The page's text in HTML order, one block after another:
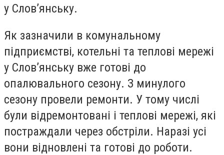
у Слов’янську.
Як зазначили в комунальному
підприємстві, котельні та теплові мережі
у Слов’янську вже готові до
опалювального сезону. З минулого
сезону провели ремонти. У тому числі
були відремонтовані і теплові мережі, які
постраждали через обстріли. Наразі усі
вони відновлені та готові до роботи.